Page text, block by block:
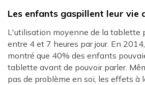
Les enfants gaspillent leur vie
L'utilisation moyenne de la tablette
entre 4 et 7 heures par jour. En
montré que 40% des enfants
tablette avant de pouvoir parler.
pas de problème en soi, les effets à